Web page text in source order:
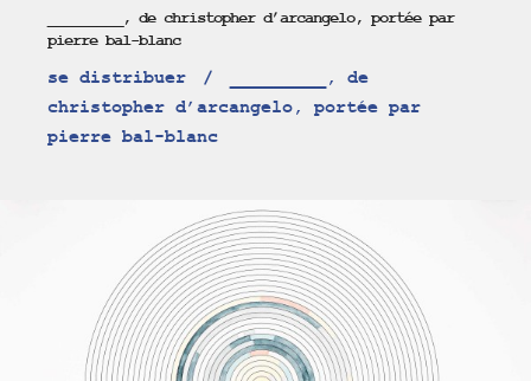
_________, de christopher d’arcangelo, portée par
pierre bal-blanc
se distribuer
_________, de
christopher d’arcangelo, portée par
pierre bal-blanc